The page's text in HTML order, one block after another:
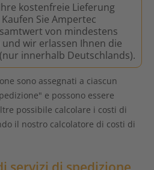
kostenfreie Lieferung
Sie Ampertec
von mindestens
und wir erlassen Ihnen die
innerhalb Deutschlands).
sono assegnati a ciascun
e possono essere
possibile calcolare i costi di
il nostro calcolatore di costi di